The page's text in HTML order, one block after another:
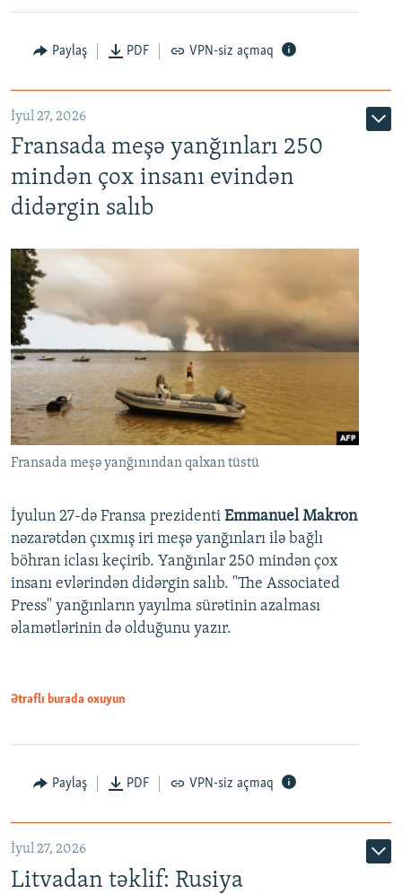
Paylaş PDF VPN-siz açmaq
İyul 27, 2026
Fransada meşə yanğınları 250
mindən çox insanı evindən
didərgin salıb
Fransada meşə yanğınından qalxan tüstü
İyulun 27-də Fransa prezidenti Emmanuel Makron
nəzarətdən çıxmış iri meşə yanğınları ilə bağlı
böhran iclası keçirib. Yanğınlar 250 mindən çox
insanı evlərindən didərgin salıb. "The Associated
Press" yanğınların yayılma sürətinin azalması
əlamətlərinin də olduğunu yazır.
Ətraflı burada oxuyun
Paylaş PDF VPN-siz açmaq
İyul 27, 2026
Litvadan təklif: Rusiya